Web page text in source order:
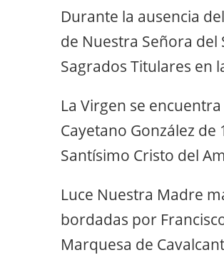
Durante la ausencia
de Nuestra Señora
Sagrados Titulares en
La Virgen se
Cayetano González
Santísimo Cristo del
Luce Nuestra Madre
bordadas por
Marquesa de